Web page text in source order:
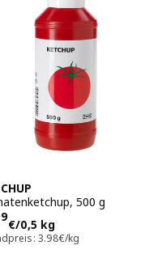
500 g
€/0,5 kg1.99€/0,5
3.98€/kg